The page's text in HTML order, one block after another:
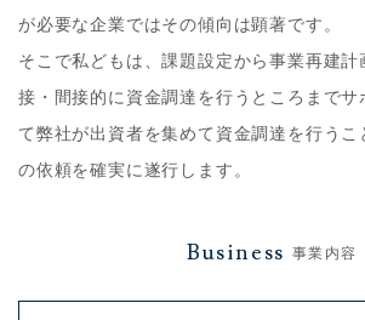
が必要な企業ではその傾向は顕著です。
そこで私どもは、課題設定から事業再建計
接・間接的に資金調達を行うところまでサ
て弊社が出資者を集めて資金調達を行うこ
の依頼を確実に遂行します。
Business 事業内容